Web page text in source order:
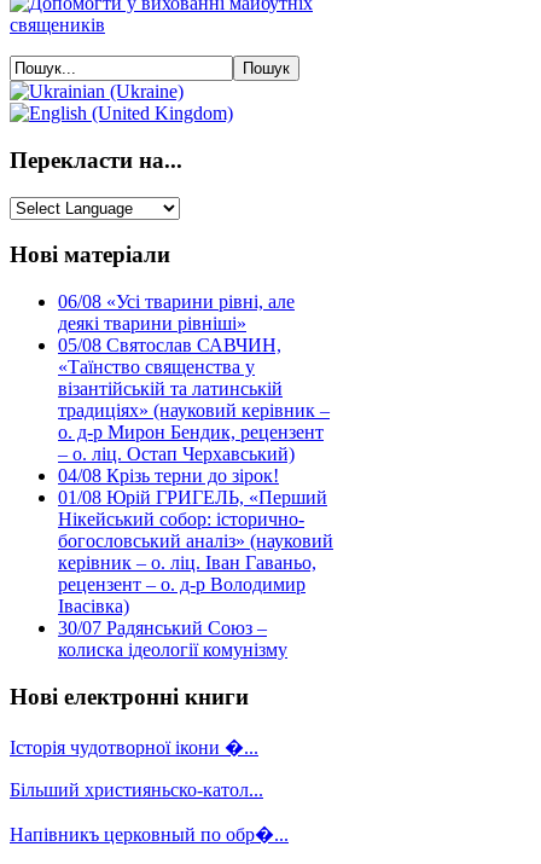
Перекласти на...
Нові матеріали
06/08 «Усі тварини рівні, але
деякі тварини рівніші»
05/08 Святослав САВЧИН,
«Таїнство священства у
візантійській та латинській
традиціях» (науковий керівник –
о. д-р Мирон Бендик, рецензент
– о. ліц. Остап Черхавський)
04/08 Крізь терни до зірок!
01/08 Юрій ГРИГЕЛЬ, «Перший
Нікейський собор: історично-
богословський аналіз» (науковий
керівник – о. ліц. Іван Гаваньо,
рецензент – о. д-р Володимир
Івасівка)
30/07 Радянський Союз –
колиска ідеології комунізму
Нові електронні книги
Історія чудотворної ікони �...
Більший християньско-катол...
Напівникъ церковный по обр�...